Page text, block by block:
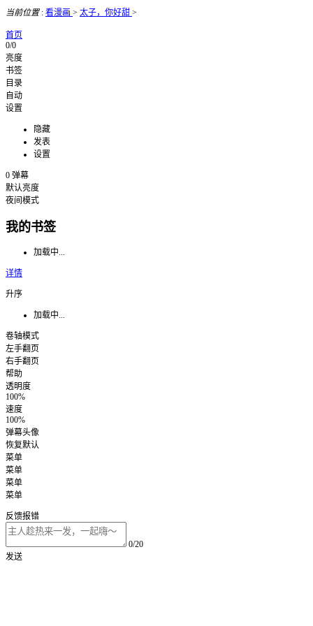
当前位置: 看漫画 > 太子，你好甜 >
首页
0/0
亮度
书签
目录
自动
设置
隐藏
发表
设置
0 弹幕
默认亮度
夜间模式
我的书签
加载中...
详情
升序
加载中...
卷轴模式
左手翻页
右手翻页
帮助
透明度
100%
速度
100%
弹幕头像
恢复默认
菜单
菜单
菜单
菜单
反馈报错
0/20
发送